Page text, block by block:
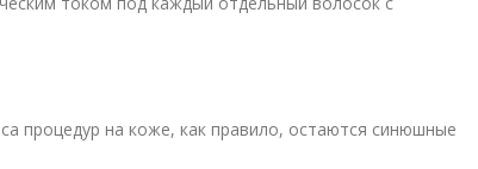
процедур на коже, как правило, остаются синюшные